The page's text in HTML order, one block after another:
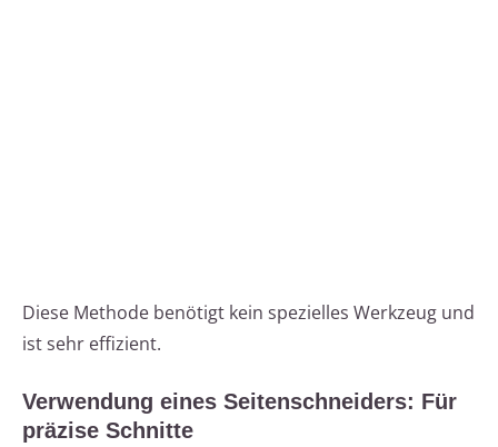
Diese Methode benötigt kein spezielles Werkzeug und
ist sehr effizient.
Verwendung eines Seitenschneiders: Für
präzise Schnitte